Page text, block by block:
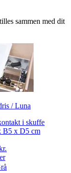
sammen med dit
/ Luna
i skuffe
B5 x D5 cm